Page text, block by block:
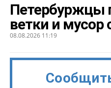
Петербуржцы
ветки и мусор
08.08.2026 11:19